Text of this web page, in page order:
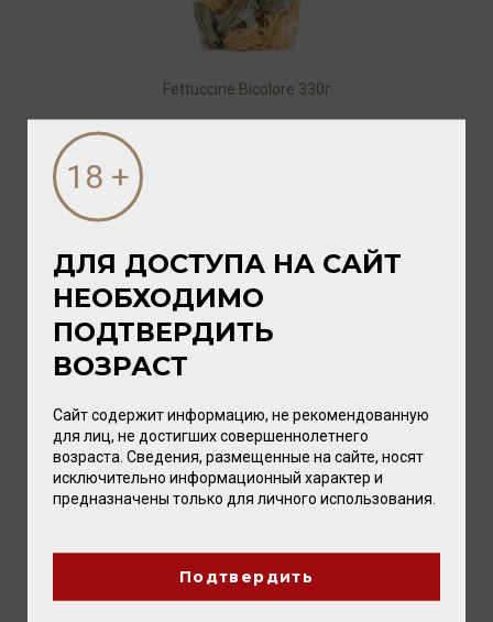
Fettuccine Bicolore 330г
макаронные изделия из муки твердых сортов пшеницы
Linguine Nero di Seppia - Tintenfischtinte 250г
784.00 ₽
ДЛЯ ДОСТУПА НА САЙТ
НЕОБХОДИМО
ПОДТВЕРДИТЬ
ВОЗРАСТ
Сайт содержит информацию, не рекомендованную
для лиц, не достигших совершеннолетнего
возраста. Сведения, размещенные на сайте, носят
исключительно информационный характер и
предназначены только для личного использования.
Подтвердить